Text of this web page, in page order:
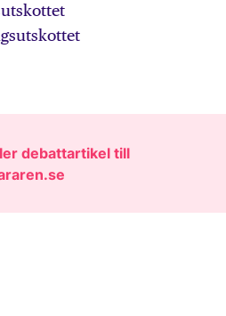
debattartikel till